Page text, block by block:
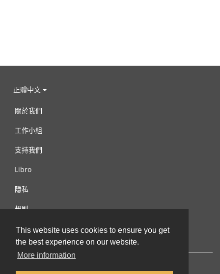
This website uses cookies to ensure you get
the best experience on our website.
More information
正體中文
關於我們
工作小組
支持我們
Libro
隱私
規則
連絡我們